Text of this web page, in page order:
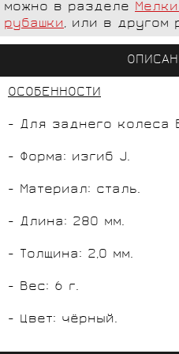
можно в разделе
рубашки, или в другом
ОСОБЕННОСТИ
- Для заднего колеса
- Форма: изгиб J.
- Материал: сталь.
- Длина: 280 мм.
- Толщина: 2,0 мм.
- Вес: 6 г.
- Цвет: чёрный.